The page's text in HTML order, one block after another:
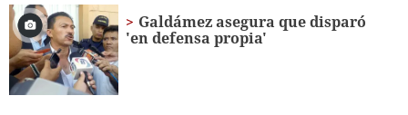
Galdámez asegura que disparó
'en defensa propia'